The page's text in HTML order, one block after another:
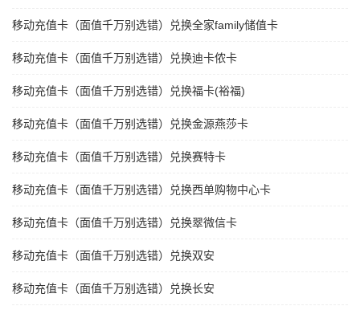
移动充值卡（面值千万别选错）兑换全家family储值卡
移动充值卡（面值千万别选错）兑换迪卡侬卡
移动充值卡（面值千万别选错）兑换福卡(裕福)
移动充值卡（面值千万别选错）兑换金源燕莎卡
移动充值卡（面值千万别选错）兑换赛特卡
移动充值卡（面值千万别选错）兑换西单购物中心卡
移动充值卡（面值千万别选错）兑换翠微信卡
移动充值卡（面值千万别选错）兑换双安
移动充值卡（面值千万别选错）兑换长安